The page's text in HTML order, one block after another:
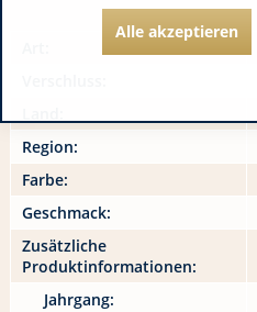
Region:
Farbe:
Geschmack:
Zusätzliche
Produktinformationen:
Jahrgang:
Alle akzeptieren